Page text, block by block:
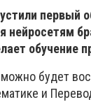
первый
нейросетям
обучение
будет
и